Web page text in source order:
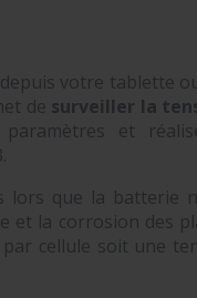
votre tablette
de surveiller la
et
lors que la batterie
et la corrosion des
cellule soit une